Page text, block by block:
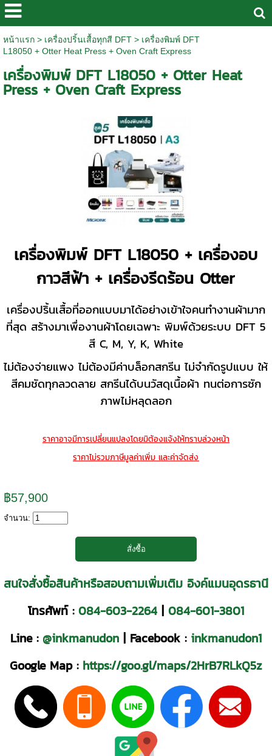
หน้าแรก> เครื่องปริ้นเสื้อทุกสี DFT> เครื่องพิมพ์ DFT
L18050 + Otter Heat Press + Oven Craft Express
เครื่องพิมพ์ DFT L18050 + Otter Heat
Press + Oven Craft Express
เครื่องพิมพ์ DFT L18050 + เครื่องอบ
กาวสีฟ้า + เครื่องรีดร้อน Otter
เครื่องปริ้นเสื้อที่ออกแบบมาได้อย่างเข้าใจคนทำงานผ้ามาก
ที่สุด สร้างมาเพื่องานผ้าโดยเฉพาะ พิมพ์ด้วยระบบ DFT 5
สี C, M, Y, K, White
ไม่ต้องจ่ายแพง ไม่ต้องมีค่าบล็อกสกรีนไม่จำกัดรูปแบบ ให้
สีคมชัดทุกลวดลาย สกรีนได้บนวัสดุเนื้อผ้า ทนต่อการซัก
ภาพไม่หลุดลอก
ราคาอาจมีการเปลี่ยนแปลงโดยมิต้องแจ้งให้ทราบล่วงหน้า
ราคาไม่รวมภาษีมูลค่าเพิ่ม และค่าจัดส่ง
฿57,900
จำนวน:
สนใจสั่งซื้อสินค้าหรือสอบถามเพิ่มเติม อิงค์แมนอุดรธานี
โทรศัพท์ :084-603-2264 |084-601-3801
Line :@inkmanudon | Facebook :inkmanudon1
Google Map :https://goo.gl/maps/2HrB7RLkQ5z